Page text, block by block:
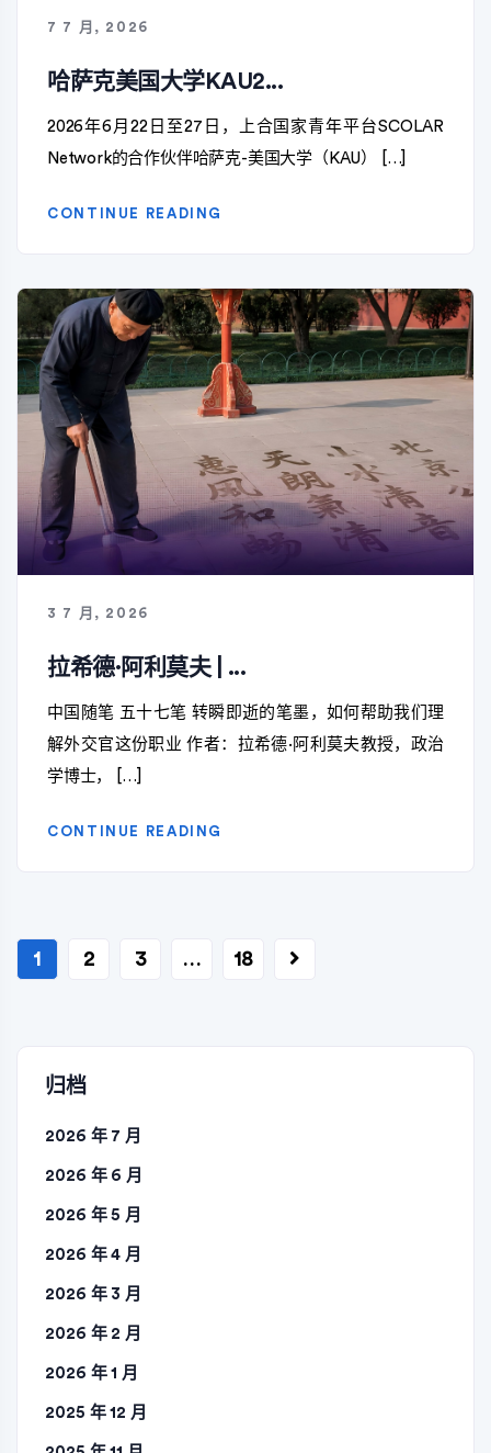
7 7 月, 2026
哈萨克美国大学KAU2...
2026年6月22日至27日，上合国家青年平台SCOLAR
Network的合作伙伴哈萨克-美国大学（KAU） […]
CONTINUE READING
3 7 月, 2026
拉希德·阿利莫夫 | ...
中国随笔 五十七笔 转瞬即逝的笔墨，如何帮助我们理
解外交官这份职业 作者：拉希德·阿利莫夫教授，政治
学博士， […]
CONTINUE READING
文
页
1 2 3 … 18
归档
2026 年 7 月
2026 年 6 月
2026 年 5 月
2026 年 4 月
2026 年 3 月
2026 年 2 月
2026 年 1 月
2025 年 12 月